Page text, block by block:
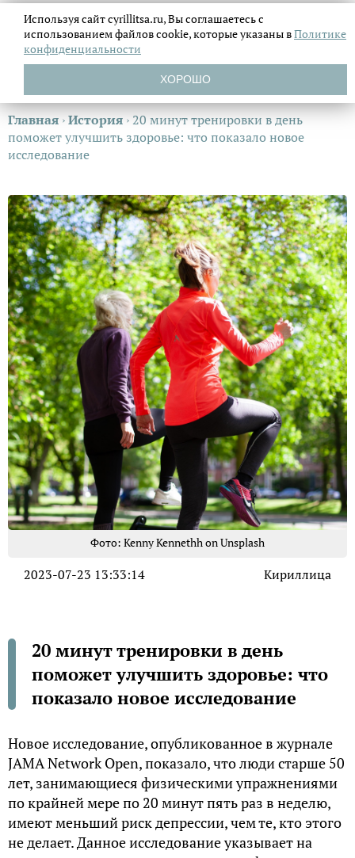
Главная ›История › 20 минут тренировки в день
поможет улучшить здоровье: что показало новое
исследование
Фото: Kenny Kennethh on Unsplash
2023-07-23 13:33:14 Кириллица
20 минут тренировки в день
поможет улучшить здоровье: что
показало новое исследование
Новое исследование, опубликованное в журнале
JAMA Network Open, показало, что люди старше 50
лет, занимающиеся физическими упражнениями
по крайней мере по 20 минут пять раз в неделю,
имеют меньший риск депрессии, чем те, кто этого
не делает. Данное исследование указывает на
Используя сайт cyrillitsa.ru, Вы соглашаетесь с
использованием файловcookie, которые указаны вПолитике
конфиденциальности
ХОРОШО